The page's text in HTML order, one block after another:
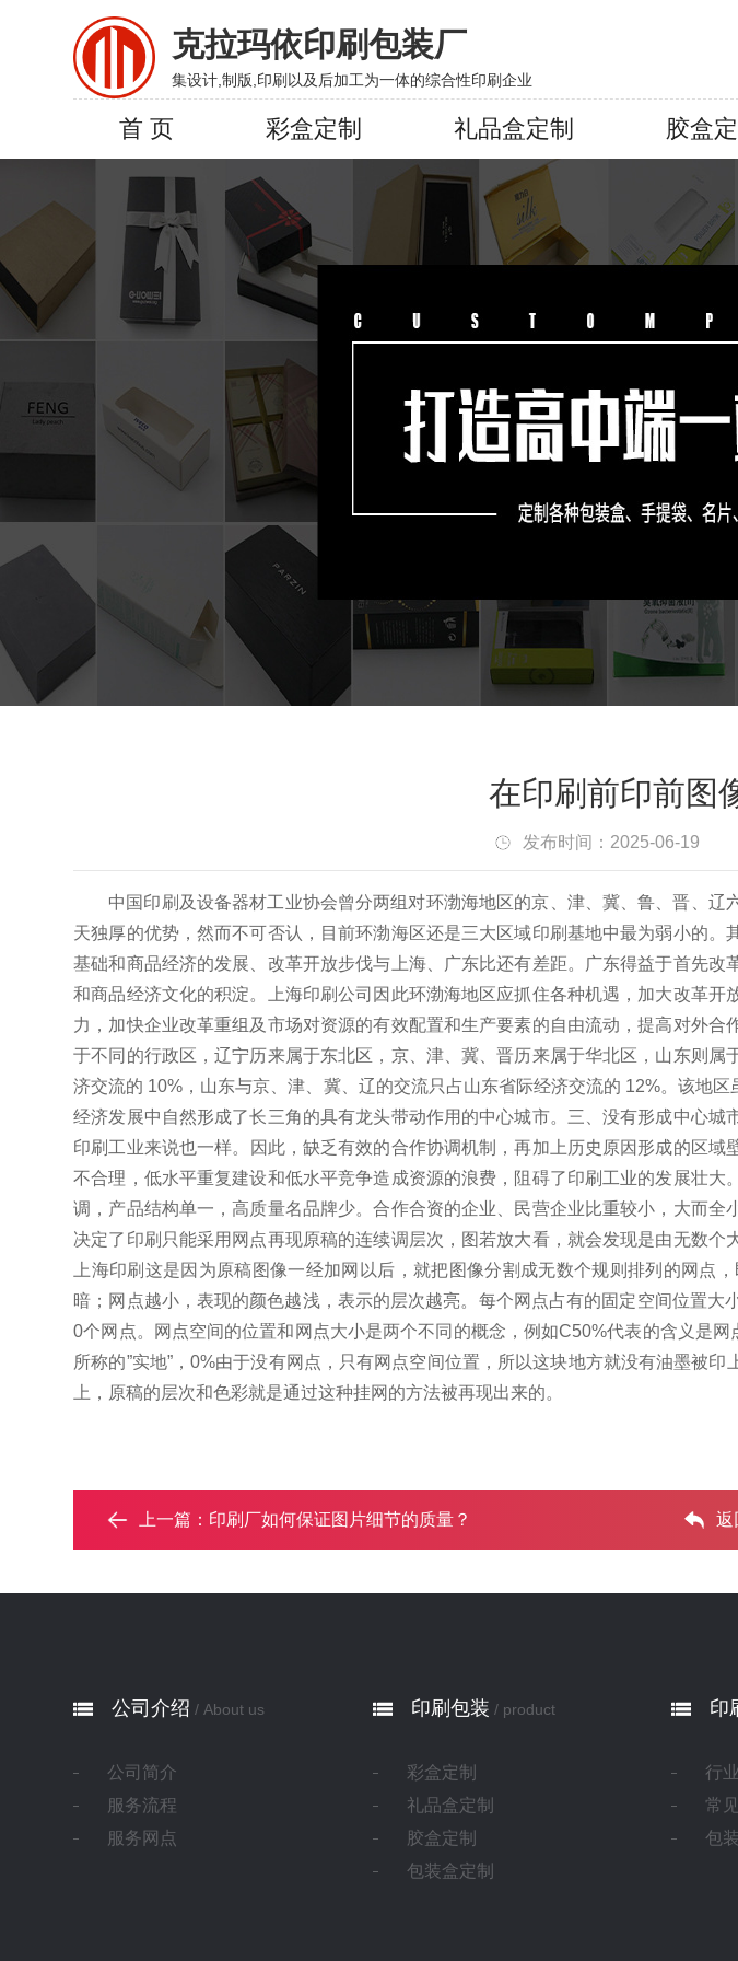
克拉玛依印刷包装厂
集设计,制版,印刷以及后加工为一体的综合性印刷企业
首 页 彩盒定制 礼品盒定制 胶盒
在印刷前印前图
发布时间：2025-06-19
中国印刷及设备器材工业协会曾分两组对环渤海地区的京、津、冀、鲁、晋、
天独厚的优势，然而不可否认，目前环渤海区还是三大区域印刷基地中最为弱小的。
基础和商品经济的发展、改革开放步伐与上海、广东比还有差距。
广东得益于首先改
和商品经济文化的积淀。
上海印刷公司因此环渤海地区应抓住各种机遇，加大改革
力，加快企业改革重组及市场对资源的有效配置和生产要素的自由流动，提高对外合
于不同的行政区，辽宁历来属于东北区，京、津、冀、晋历来属于华北区，山东则属
济交流的 10%，山东与京、津、冀、辽的交流只占山东省际经济交流的 12%。 该地区
经济发展中自然形成了长三角的具有龙头带动作用的中心城市。 三、没有形成中心城
印刷工业来说也一样。
因此，缺乏有效的合作协调机制，再加上历史原因形成的区
不合理，低水平重复建设和低水平竞争造成资源的浪费，阻碍了印刷工业的发展壮大。
调，产品结构单一，高质量名品牌少。合作合资的企业、民营企业比重较小，大而全
决定了印刷只能采用网点再现原稿的连续调层次，图若放大看，就会发现是由无数个
上海印刷这是因为原稿图像一经加网以后，就把图像分割成无数个规则排列的网点
暗；网点越小，表现的颜色越浅，表示的层次越亮。 每个网点占有的固定空间位置大
0个网点。
网点空间的位置和网点大小是两个不同的概念，例如C50%代表的含义是
所称的”实地”，0%由于没有网点，只有网点空间位置，所以这块地方就没有油墨被印
上，原稿的层次和色彩就是通过这种挂网的方法被再现出来的。
上一篇： 印刷厂如何保证图片细节的质量？‌ 返
公司介绍 / About us
公司简介
服务流程
服务网点
印刷包装 / product
彩盒定制
礼品盒定制
胶盒定制
包装盒定制
印
行
常
包